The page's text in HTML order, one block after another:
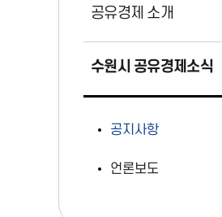
공유경제 소개
수원시 공유경제소식
공지사항
언론보도